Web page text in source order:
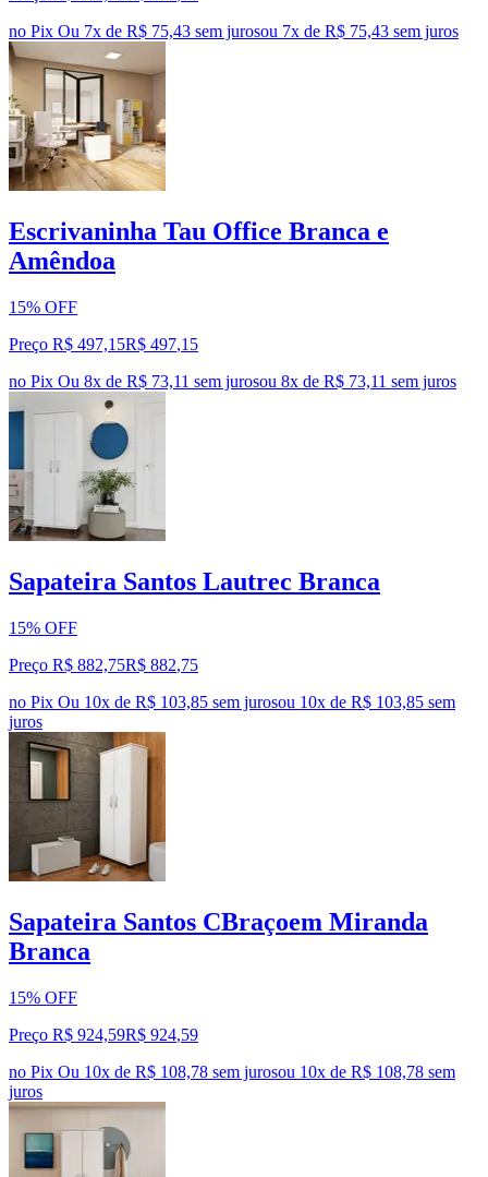
no Pix Ou 7x de R$ 75,43 sem jurosou 7x de R$ 75,43 sem juros
Escrivaninha Tau Office Branca e
Amêndoa
15% OFF
Preço R$ 497,15R$ 497,15
no Pix Ou 8x de R$ 73,11 sem jurosou 8x de R$ 73,11 sem juros
Sapateira Santos Lautrec Branca
15% OFF
Preço R$ 882,75R$ 882,75
no Pix Ou 10x de R$ 103,85 sem jurosou 10x de R$ 103,85 sem
juros
Sapateira Santos CBraçoem Miranda
Branca
15% OFF
Preço R$ 924,59R$ 924,59
no Pix Ou 10x de R$ 108,78 sem jurosou 10x de R$ 108,78 sem
juros